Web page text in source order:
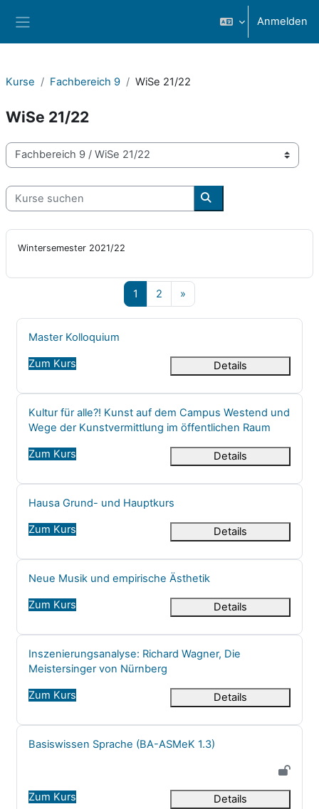
Anmelden
Kurse Fachbereich 9 WiSe 21/22
WiSe 21/22
Kursbereiche
Kurse suchen
Kurse suchen
Wintersemester 2021/22
1 Seite 1
2 Seite 2
»
Kursname
Master Kolloquium
Zum Kurs Details
Kursname
Kultur für alle?! Kunst auf dem Campus Westend und
Wege der Kunstvermittlung im öffentlichen Raum
Zum Kurs Details
Kursname
Hausa Grund- und Hauptkurs
Zum Kurs Details
Kursname
Neue Musik und empirische Ästhetik
Zum Kurs Details
Kursname
Inszenierungsanalyse: Richard Wagner, Die
Meistersinger von Nürnberg
Zum Kurs Details
Kursname
Basiswissen Sprache (BA-ASMeK 1.3)
Zum Kurs Details